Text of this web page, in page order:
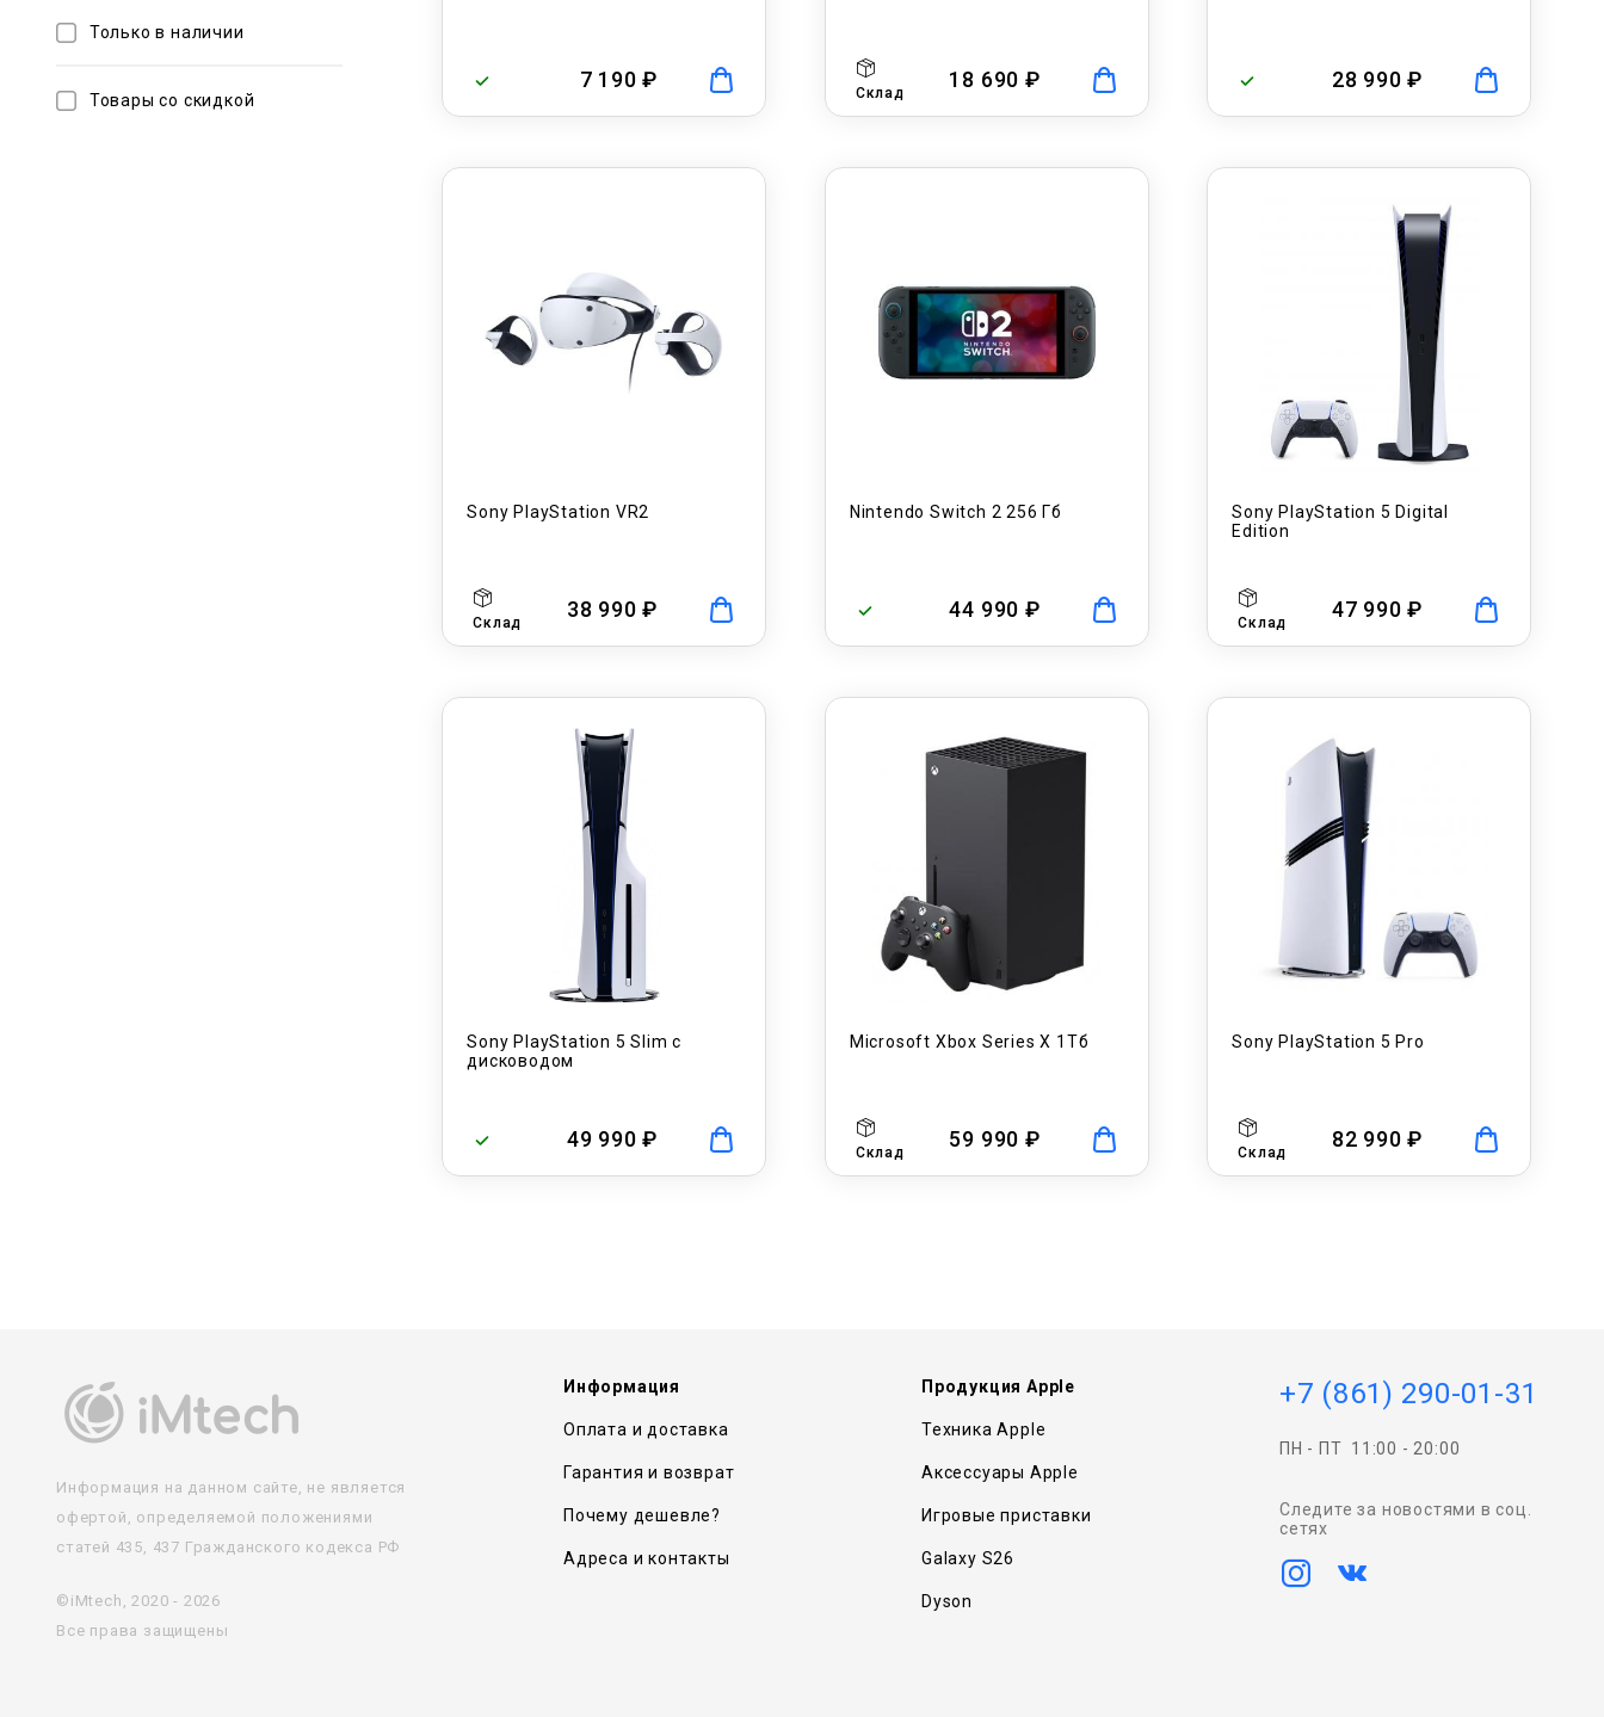
Только в наличии
Товары со скидкой
7 190 ₽ 18 690 ₽
Склад
28 990 ₽
Sony PlayStation VR2
38 990 ₽
Склад
Nintendo Switch 2 256 Гб
44 990 ₽
Sony PlayStation 5 Digital
Edition
47 990 ₽
Склад
Sony PlayStation 5 Slim с
дисководом
49 990 ₽
Microsoft Xbox Series X 1Тб
59 990 ₽
Склад
Sony PlayStation 5 Pro
82 990 ₽
Склад
Информация на данном сайте, не является
офертой, определяемой положениями
статей 435, 437 Гражданского кодекса РФ
©iMtech, 2020 - 2026
Все права защищены
Информация
Оплата и доставка
Гарантия и возврат
Почему дешевле?
Адреса и контакты
Продукция Apple
Техника Apple
Аксессуары Apple
Игровые приставки
Galaxy S26
Dyson
+7 (861) 290-01-31
ПН - ПТ 11:00 - 20:00
Следите за новостями в соц.
сетях